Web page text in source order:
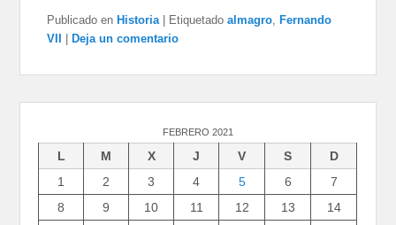
Publicado en Historia Etiquetado almagro, Fernando
VII
Deja un comentario
FEBRERO 2021
L M X J V S
D
1
2 3 4 5 6
7
8
9 10 11 12 13
14